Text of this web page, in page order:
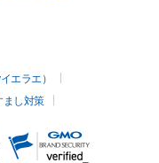
エラエ）
まし対策